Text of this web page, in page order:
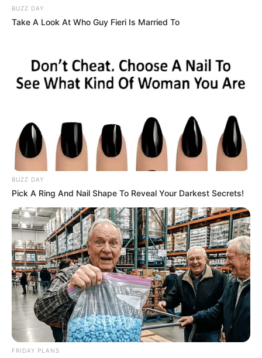
BUZZ DAY
Take A Look At Who Guy Fieri Is Married To
BUZZ DAY
Pick A Ring And Nail Shape To Reveal Your Darkest Secrets!
FRIDAY PLANS